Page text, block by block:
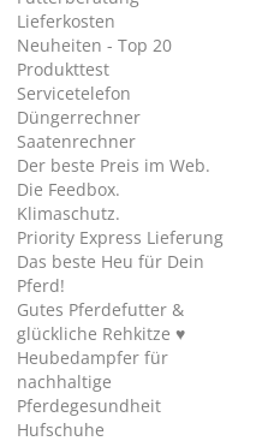
Lieferkosten
Neuheiten - Top 20
Produkttest
Servicetelefon
Düngerrechner
Saatenrechner
Der beste Preis im Web.
Die Feedbox.
Klimaschutz.
Priority Express Lieferung
Das beste Heu für Dein
Pferd!
Gutes Pferdefutter &
glückliche Rehkitze ♥
Heubedampfer für
nachhaltige
Pferdegesundheit
Hufschuhe